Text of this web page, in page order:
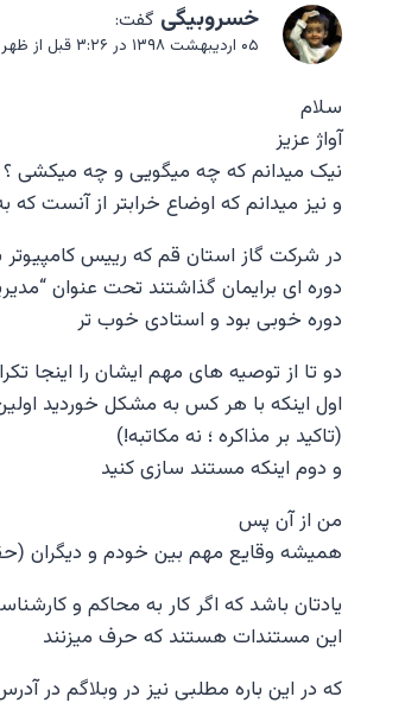
خسروبیگی گفت:
۰۵ اردیبهشت ۱۳۹۸ در ۳:۲۶ قبل از ظهر
سلام
آواژ عزیز
نیک میدانم که چه میگویی و چه میکشی ؟
و نیز میدانم که اوضاع خرابتر از آنست که
در شرکت گاز استان قم که رییس کامپیوتر
دوره ای برایمان گذاشتند تحت عنوان
دوره خوبی بود و استادی خوب تر
دو تا از توصیه های مهم ایشان را اینجا
اول اینکه با هر کس به مشکل خوردید
(تاکید بر مذاکره ؛ نه مکاتبه!)
و دوم اینکه مستند سازی کنید
من از آن پس
همیشه وقایع مهم بین خودم و دیگران
یادتان باشد که اگر کار به محاکم و
این مستندات هستند که حرف میزنند
که در این باره مطلبی نیز در وبلاگم در